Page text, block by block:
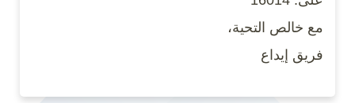
مع خالص التحية،
فريق إيداع